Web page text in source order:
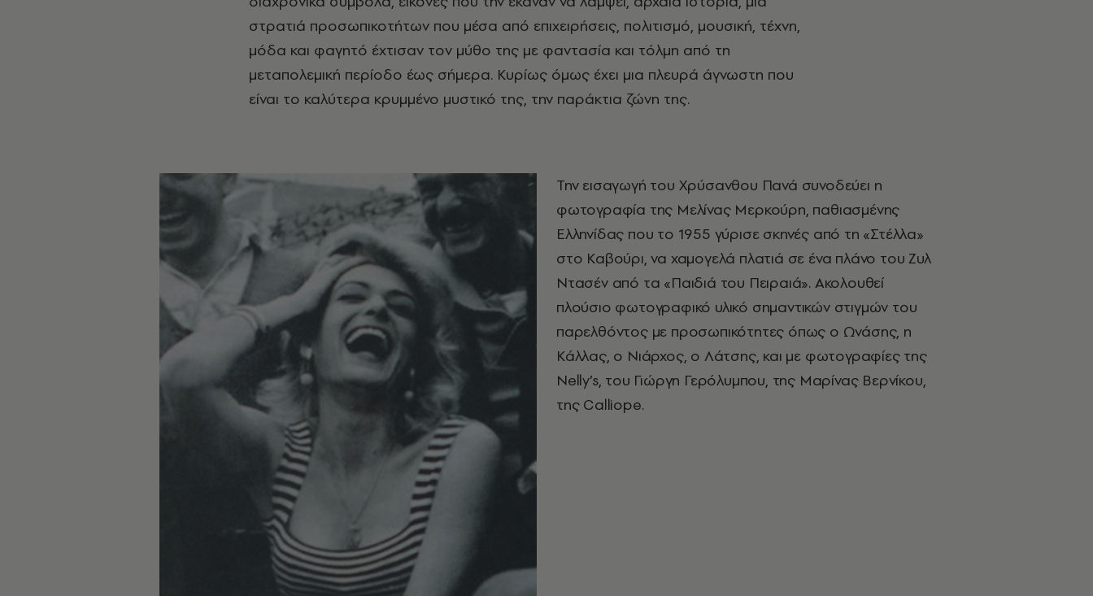
στρατιά προσωπικοτήτων που μέσα από επιχειρήσεις, πολιτισμό, μουσική, τέχνη,
μόδα και φαγητό έχτισαν τον μύθο της με φαντασία και τόλμη από τη
μεταπολεμική περίοδο έως σήμερα. Κυρίως όμως έχει μια πλευρά άγνωστη που
είναι το καλύτερα κρυμμένο μυστικό της, την παράκτια ζώνη της.
Την εισαγωγή του Χρύσανθου Πανά συνοδεύει η
φωτογραφία της Μελίνας Μερκούρη, παθιασμένης
Ελληνίδας που το 1955 γύρισε σκηνές από τη «Στέλλα»
στο Καβούρι, να χαμογελά πλατιά σε ένα πλάνο του Ζυλ
Ντασέν από τα «Παιδιά του Πειραιά». Ακολουθεί
πλούσιο φωτογραφικό υλικό σημαντικών στιγμών του
παρελθόντος με προσωπικότητες όπως ο Ωνάσης, η
Κάλλας, ο Νιάρχος, ο Λάτσης, και με φωτογραφίες της
Νelly’s, του Γιώργη Γερόλυμπου, της Μαρίνας Βερνίκου,
της Calliope.